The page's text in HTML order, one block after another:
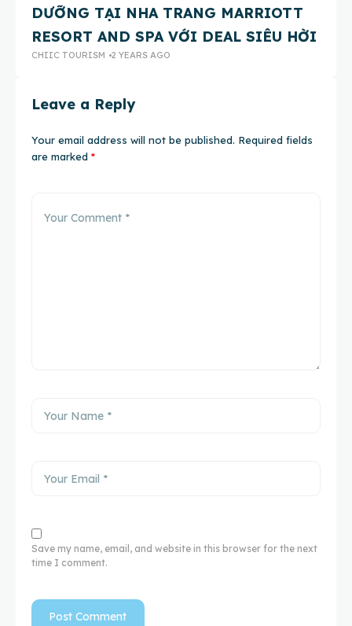
DƯỠNG TẠI NHA TRANG MARRIOTT
RESORT AND SPA VỚI DEAL SIÊU HỜI
CHIIC TOURISM 2 YEARS AGO
Leave a Reply
Your email address will not be published. Required fields
are marked *
Save my name, email, and website in this browser for the next
time I comment.